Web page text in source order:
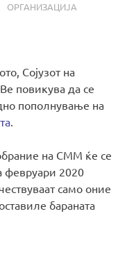
ОРГАНИЗАЦИЈА
Сојузот на
повикува да се
пополнување на
.
на СММ ќе се
февруари 2020
само оние
бараната